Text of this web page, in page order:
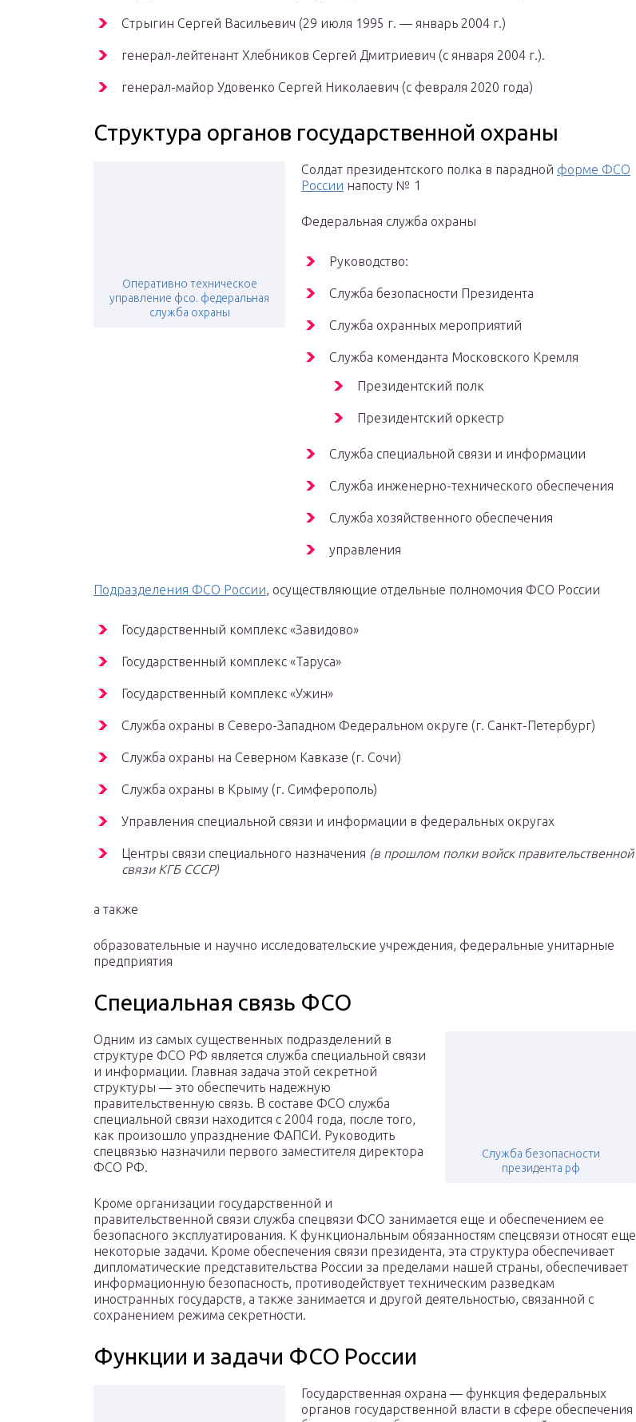
Стрыгин Сергей Васильевич (29 июля 1995 г. — январь 2004 г.)
генерал-лейтенант Хлебников Сергей Дмитриевич (c января 2004 г.).
генерал-майор Удовенко Сергей Николаевич (с февраля 2020 года)
Структура органов государственной охраны
Оперативно техническое
управление фсо. федеральная
служба охраны
Солдат президентского полка в парадной форме ФСО
России напосту № 1
Федеральная служба охраны
Руководство:
Служба безопасности Президента
Служба охранных мероприятий
Служба коменданта Московского Кремля
Президентский полк
Президентский оркестр
Служба специальной связи и информации
Служба инженерно-технического обеспечения
Служба хозяйственного обеспечения
управления
Подразделения ФСО России, осуществляющие отдельные полномочия ФСО России
Государственный комплекс «Завидово»
Государственный комплекс «Таруса»
Государственный комплекс «Ужин»
Служба охраны в Северо-Западном Федеральном округе (г. Санкт-Петербург)
Служба охраны на Северном Кавказе (г. Сочи)
Служба охраны в Крыму (г. Симферополь)
Управления специальной связи и информации в федеральных округах
Центры связи специального назначения (в прошлом полки войск правительственной
связи КГБ СССР)
а также
образовательные и научно исследовательские учреждения, федеральные унитарные
предприятия
Специальная связь ФСО
Служба безопасности
президента рф
Одним из самых существенных подразделений в
структуре ФСО РФ является служба специальной связи
и информации. Главная задача этой секретной
структуры — это обеспечить надежную
правительственную связь. В составе ФСО служба
специальной связи находится с 2004 года, после того,
как произошло упразднение ФАПСИ. Руководить
спецвязью назначили первого заместителя директора
ФСО РФ.
Кроме организации государственной и
правительственной связи служба спецвязи ФСО занимается еще и обеспечением ее
безопасного эксплуатирования. К функциональным обязанностям спецсвязи относят еще
некоторые задачи. Кроме обеспечения связи президента, эта структура обеспечивает
дипломатические представительства России за пределами нашей страны, обеспечивает
информационную безопасность, противодействует техническим разведкам
иностранных государств, а также занимается и другой деятельностью, связанной с
сохранением режима секретности.
Функции и задачи ФСО России
Государственная охрана — функция федеральных
органов государственной власти в сфере обеспечения